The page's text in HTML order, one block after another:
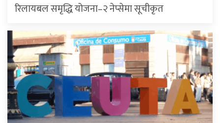
रिलायबल समृद्धि योजना–२ नेप्सेमा सूचीकृत